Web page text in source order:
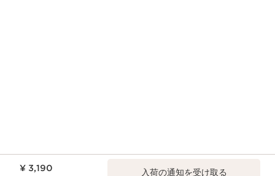
¥ 3,190 入荷の通知を受け取る